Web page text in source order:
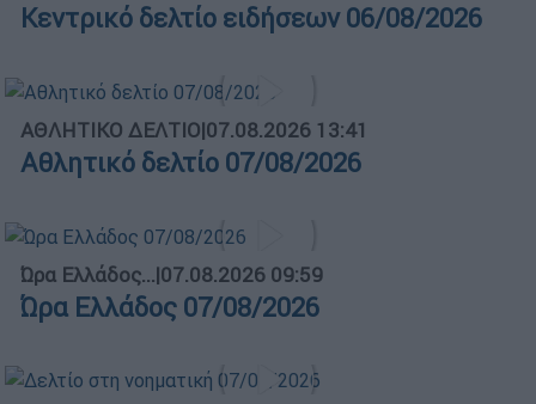
Κεντρικό δελτίο ειδήσεων 06/08/2026
ΑΘΛΗΤΙΚΟ ΔΕΛΤΙΟ|07.08.2026 13:41
Αθλητικό δελτίο 07/08/2026
Ώρα Ελλάδος...|07.08.2026 09:59
Ώρα Ελλάδος 07/08/2026